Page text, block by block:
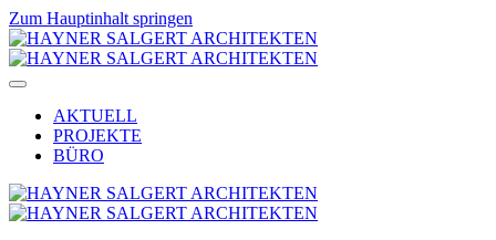
Zum Hauptinhalt springen
AKTUELL
PROJEKTE
BÜRO